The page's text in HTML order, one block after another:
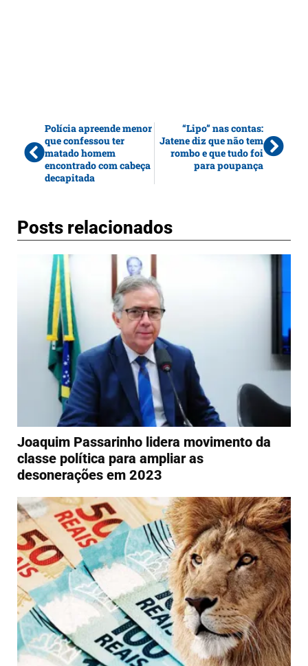
Polícia apreende menor
que confessou ter
matado homem
encontrado com cabeça
decapitada
“Lipo” nas contas:
Jatene diz que não tem
rombo e que tudo foi
para poupança
Posts relacionados
Joaquim Passarinho lidera movimento da
classe política para ampliar as
desonerações em 2023